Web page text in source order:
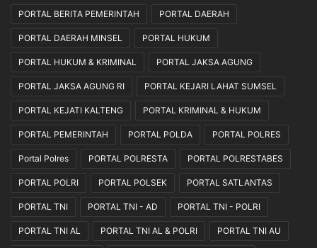
PORTAL BERITA PEMERINTAH PORTAL DAERAH
PORTAL DAERAH MINSEL PORTAL HUKUM
PORTAL HUKUM & KRIMINAL PORTAL JAKSA AGUNG
PORTAL JAKSA AGUNG RI PORTAL KEJARI LAHAT SUMSEL
PORTAL KEJATI KALTENG PORTAL KRIMINAL & HUKUM
PORTAL PEMERINTAH PORTAL POLDA PORTAL POLRES
Portal Polres PORTAL POLRESTA PORTAL POLRESTABES
PORTAL POLRI PORTAL POLSEK PORTAL SATLANTAS
PORTAL TNI PORTAL TNI - AD PORTAL TNI - POLRI
PORTAL TNI AL PORTAL TNI AL & POLRI PORTAL TNI AU